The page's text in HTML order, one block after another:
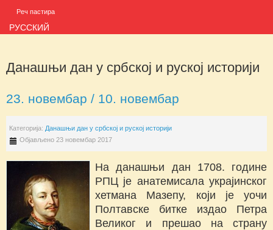
Реч пастира
РУССКИЙ
Данашњи дан у србској и руској историји
23. новембар / 10. новембар
Категорија: Данашњи дан у србској и руској историји
Објављено 23 новембар 2017
На данашњи дан 1708. године
РПЦ је анатемисала украјинског
хетмана Мазепу, који је уочи
Полтавске битке издао Петра
Великог и прешао на страну